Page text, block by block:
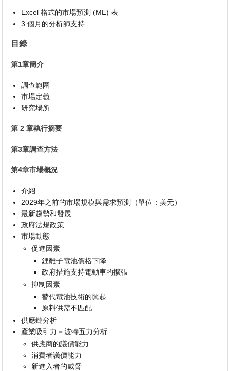
Excel 格式的市場預測 (ME) 表
3 個月的分析師支持
目錄
第1章簡介
調查範圍
市場定義
研究場所
第 2 章執行摘要
第3章調查方法
第4章市場概況
介紹
2029年之前的市場規模與需求預測（單位：美元）
最新趨勢和發展
政府法規政策
市場動態
促進因素
鋰離子電池價格下降
政府措施支持電動車的擴張
抑制因素
替代電池技術的興起
原料供需不匹配
供應鏈分析
產業吸引力－波特五力分析
供應商的議價能力
消費者議價能力
新進入者的威脅